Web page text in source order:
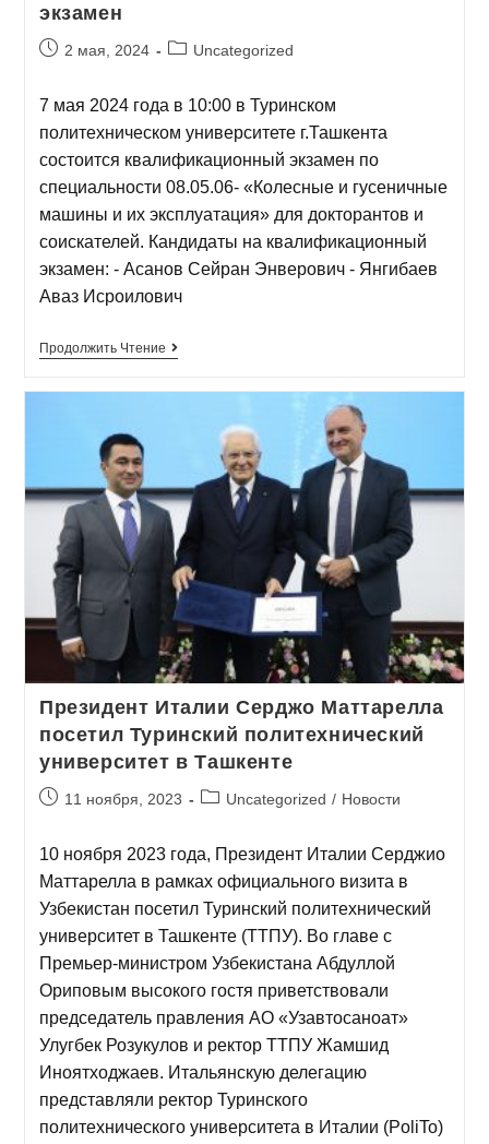
экзамен
2 мая, 2024 Uncategorized
7 мая 2024 года в 10:00 в Туринском
политехническом университете г.Ташкента
состоится квалификационный экзамен по
специальности 08.05.06- «Колесные и гусеничные
машины и их эксплуатация» для докторантов и
соискателей. Кандидаты на квалификационный
экзамен: - Асанов Сейран Энверович - Янгибаев
Аваз Исроилович
Продолжить Чтение
Президент Италии Серджо Маттарелла
посетил Туринский политехнический
университет в Ташкенте
11 ноября, 2023 Uncategorized / Новости
10 ноября 2023 года, Президент Италии Серджио
Маттарелла в рамках официального визита в
Узбекистан посетил Туринский политехнический
университет в Ташкенте (ТТПУ). Во главе с
Премьер-министром Узбекистана Абдуллой
Ориповым высокого гостя приветствовали
председатель правления АО «Узавтосаноат»
Улугбек Розукулов и ректор ТТПУ Жамшид
Иноятходжаев. Итальянскую делегацию
представляли ректор Туринского
политехнического университета в Италии (PoliTo)